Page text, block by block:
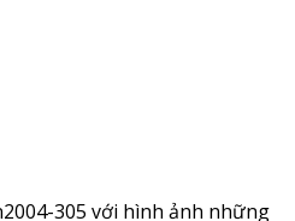
305 với hình ảnh những